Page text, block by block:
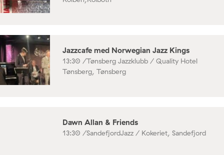
Jazzcafe med Norwegian Jazz Kings
13:30 /Tønsberg Jazzklubb / Quality Hotel
Tønsberg, Tønsberg
Dawn Allan & Friends
13:30 /SandefjordJazz / Kokeriet, Sandefjord